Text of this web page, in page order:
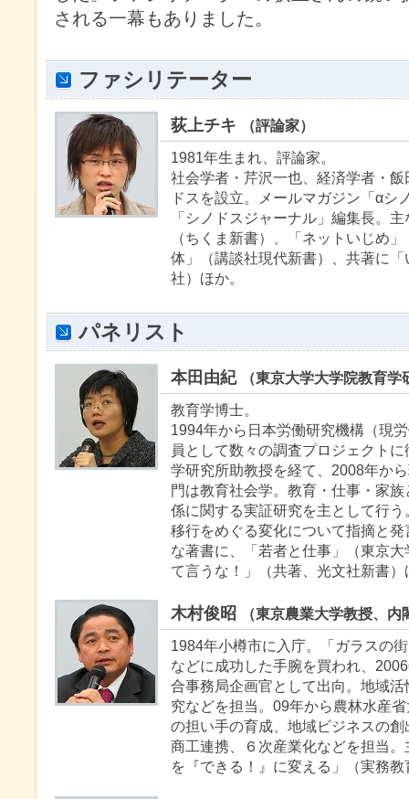
される一幕もありました。
ファシリテーター
荻上チキ （評論家）
1981年生まれ、評論家。
社会学者・芹沢一也、経済学者・
ドスを設立。メールマガジン「αシ
「シノドスジャーナル」編集長。
（ちくま新書）、「ネットいじめ
体」（講談社現代新書）、共著に
社）ほか。
パネリスト
本田由紀 （東京大学大学院教育学
教育学博士。
1994年から日本労働研究機構（現
員として数々の調査プロジェクト
学研究所助教授を経て、2008年か
門は教育社会学。教育・仕事・家
係に関する実証研究を主として行
移行をめぐる変化について指摘と
な著書に、「若者と仕事」（東京
て言うな！」（共著、光文社新書）
木村俊昭 （東京農業大学教授、
1984年小樽市に入庁。「ガラスの
などに成功した手腕を買われ、
合事務局企画官として出向。地域
究などを担当。09年から農林水産
の担い手の育成、地域ビジネスの
商工連携、６次産業化などを担当
を『できる！』に変える」（実務